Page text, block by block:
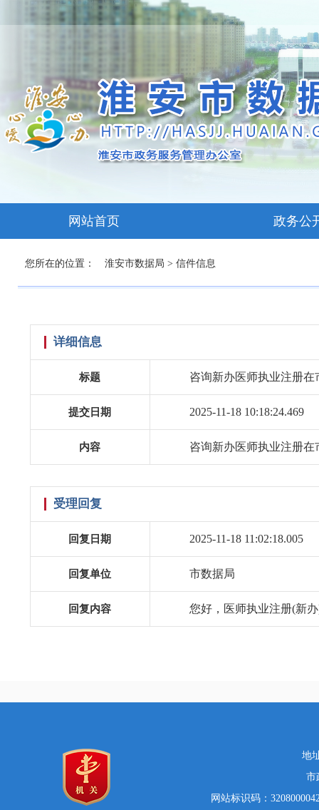
网站首页 政务公
您所在的位置： 淮安市数据局 > 信件信息
详细信息
标题 咨询新办医师执业注册
提交日期 2025-11-18 10:18:24.469
内容 咨询新办医师执业注册
受理回复
回复日期 2025-11-18 11:02:18.005
回复单位 市数据局
回复内容 您好，医师执业注册(新
地
市
网站标识码：